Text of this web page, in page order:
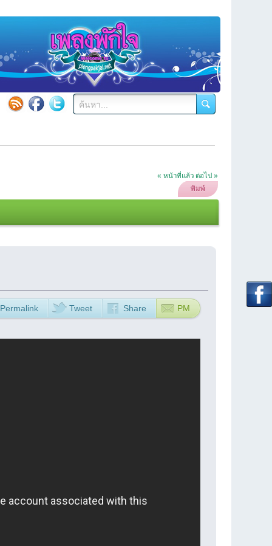
« หน้าที่แล้ว ต่อไป »
พิมพ์
Permalink Tweet Share PM